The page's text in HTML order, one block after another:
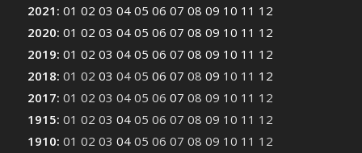
2021 : 01 02 03 04 05 06 07 08 09 10 11 12
2020: 01 02 03 04 05 06 07 08 09 10 11 12
2019: 01 02 03 04 05 06 07 08 09 10 11 12
2018: 01 02 03 04 05 06 07 08 09 10 11 12
2017: 01 02 03 04 05 06 07 08 09 10 11 12
1915: 01 02 03 04 05 06 07 08 09 10 11 12
1910: 01 02 03 04 05 06 07 08 09 10 11 12